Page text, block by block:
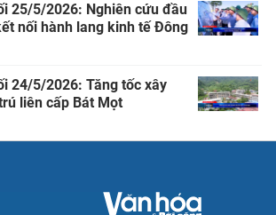
25/5/2026: Nghiên cứu đầu
nối hành lang kinh tế Đông
24/5/2026: Tăng tốc xây
liên cấp Bát Mọt